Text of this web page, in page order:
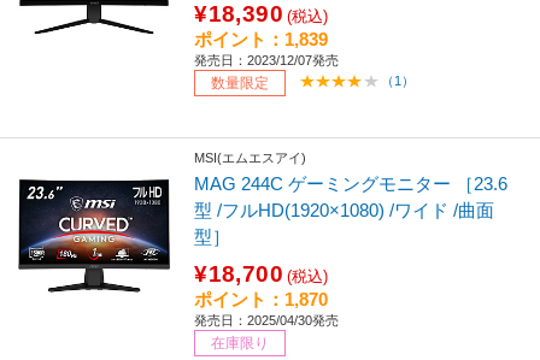
¥18,390 (税込)
ポイント：1,839
発売日：2023/12/07発売
数量限定 （1）
MSI(エムエスアイ)
MAG 244C ゲーミングモニター ［23.6
型 /フルHD(1920×1080) /ワイド /曲面
型］
¥18,700 (税込)
ポイント：1,870
発売日：2025/04/30発売
在庫限り